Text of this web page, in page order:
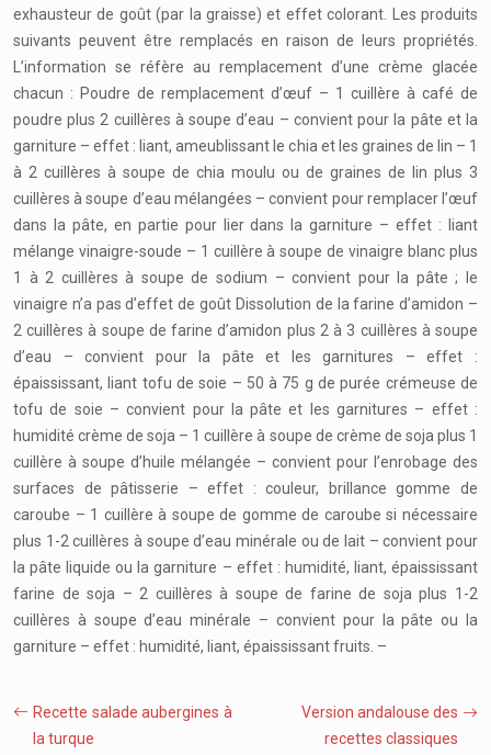
exhausteur de goût (par la graisse) et effet colorant. Les produits
suivants peuvent être remplacés en raison de leurs propriétés.
L’information se réfère au remplacement d’une crème glacée
chacun : Poudre de remplacement d’œuf – 1 cuillère à café de
poudre plus 2 cuillères à soupe d’eau – convient pour la pâte et la
garniture – effet : liant, ameublissant le chia et les graines de lin – 1
à 2 cuillères à soupe de chia moulu ou de graines de lin plus 3
cuillères à soupe d’eau mélangées – convient pour remplacer l’œuf
dans la pâte, en partie pour lier dans la garniture – effet : liant
mélange vinaigre-soude – 1 cuillère à soupe de vinaigre blanc plus
1 à 2 cuillères à soupe de sodium – convient pour la pâte ; le
vinaigre n’a pas d’effet de goût Dissolution de la farine d’amidon –
2 cuillères à soupe de farine d’amidon plus 2 à 3 cuillères à soupe
d’eau – convient pour la pâte et les garnitures – effet :
épaississant, liant tofu de soie – 50 à 75 g de purée crémeuse de
tofu de soie – convient pour la pâte et les garnitures – effet :
humidité crème de soja – 1 cuillère à soupe de crème de soja plus 1
cuillère à soupe d’huile mélangée – convient pour l’enrobage des
surfaces de pâtisserie – effet : couleur, brillance gomme de
caroube – 1 cuillère à soupe de gomme de caroube si nécessaire
plus 1-2 cuillères à soupe d’eau minérale ou de lait – convient pour
la pâte liquide ou la garniture – effet : humidité, liant, épaississant
farine de soja – 2 cuillères à soupe de farine de soja plus 1-2
cuillères à soupe d’eau minérale – convient pour la pâte ou la
garniture – effet : humidité, liant, épaississant fruits. –
Recette salade aubergines à
la turque
Version andalouse des
recettes classiques